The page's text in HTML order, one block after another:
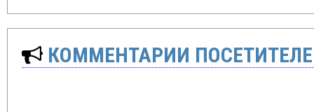
КОММЕНТАРИИ